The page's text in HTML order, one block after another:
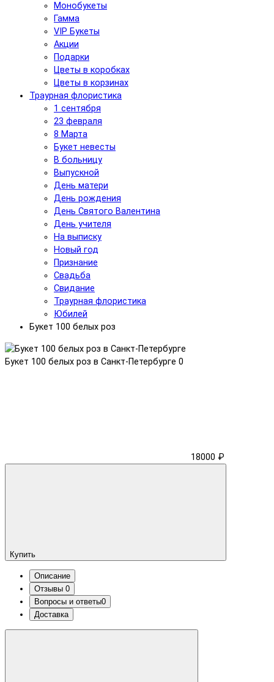
Монобукеты
Гамма
VIP Букеты
Акции
Подарки
Цветы в коробках
Цветы в корзинах
Траурная флористика
1 сентября
23 февраля
8 Марта
Букет невесты
В больницу
Выпускной
День матери
День рождения
День Святого Валентина
День учителя
На выписку
Новый год
Признание
Свадьба
Свидание
Траурная флористика
Юбилей
Букет 100 белых роз
Букет 100 белых роз в Санкт-Петербурге 0
18000 ₽
Купить
Описание
Отзывы 0
Вопросы и ответы0
Доставка